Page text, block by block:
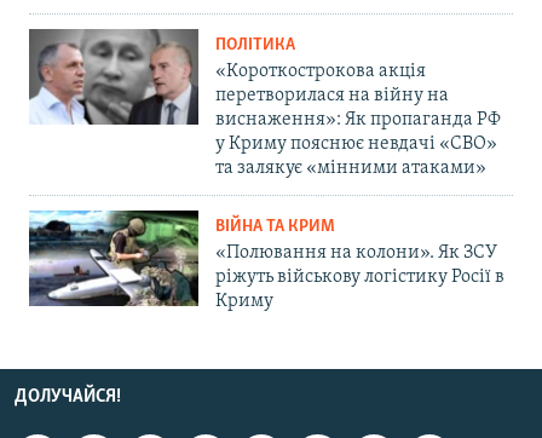
ПОЛІТИКА
«Короткострокова акція
перетворилася на війну на
виснаження»: Як пропаганда РФ
у Криму пояснює невдачі «СВО»
та залякує «мінними атаками»
ВІЙНА ТА КРИМ
«Полювання на колони». Як ЗСУ
ріжуть військову логістику Росії в
Криму
ДОЛУЧАЙСЯ!